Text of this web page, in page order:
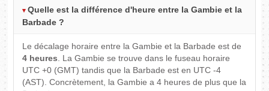
Quelle est la différence d'heure entre la Gambie et la
Barbade ?
Le décalage horaire entre la Gambie et la Barbade est de
4 heures. La Gambie se trouve dans le fuseau horaire
UTC +0 (GMT) tandis que la Barbade est en UTC -4
(AST). Concrètement, la Gambie a 4 heures de plus que la